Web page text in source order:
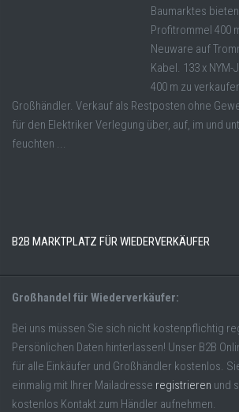
Baumarktes
Profitrommel 400
Neuware auf
Kabel. 133 x NYM-
400 m zu
Großhändler. Verkauf als Restposten ohne
für den Elektriker Verlegung über, auf, im und
feuchten ...
B2B MARKTPLATZ FÜR WIEDERVERKÄUFER
Großhandel für Wiederverkäufer:
Bei uns müssen Sie sich nicht kostenpflichtig
Persönlichen Daten hinterlassen! Unser B2B
für alle Einkäufer und Großhändler kostenlos.
einmalig mit Ihrer Mailadresse registrieren und
kostenlos Kontakt zum Händler aufnehmen.